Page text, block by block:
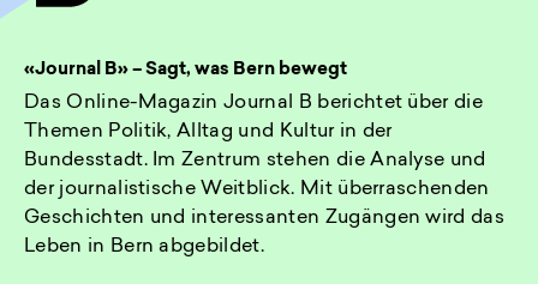
«Journal B» – Sagt, was Bern bewegt
Das Online-Magazin Journal B berichtet über die
Themen Politik, Alltag und Kultur in der
Bundesstadt. Im Zentrum stehen die Analyse und
der journalistische Weitblick. Mit überraschenden
Geschichten und interessanten Zugängen wird das
Leben in Bern abgebildet.